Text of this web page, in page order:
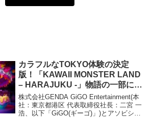
カラフルなTOKYO体験の決定
版！「KAWAII MONSTER LAND
– HARAJUKU -」物語の一部にな
る、60分間の回遊型ライブエンタ
ーテイメント体験
株式会社GENDA GiGO Entertainment(本
社：東京都港区 代表取締役社長：二宮 一
浩、以下「GiGO(ギーゴ)」)とアソビシス